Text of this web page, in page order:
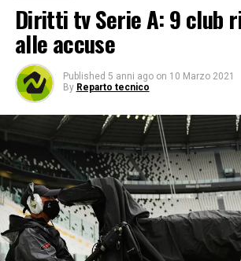
Diritti tv Serie A: 9 club
alle accuse
Published 5 anni ago on 10 Marzo 2021
By Reparto tecnico